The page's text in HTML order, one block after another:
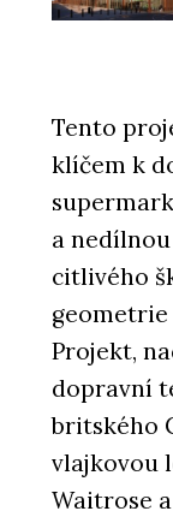
Tento
klíčem k
a
citlivého
geometrie
Projekt,
dopravní
britského
vlajkovou
Waitrose